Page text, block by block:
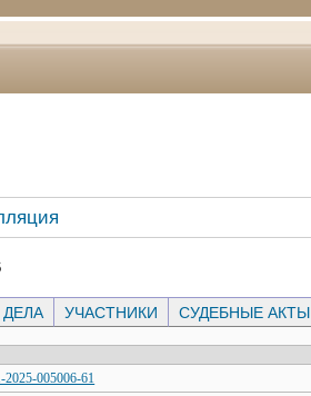
УЧАСТНИКИ СУДЕБНЫЕ АКТЫ
2025-005006-61